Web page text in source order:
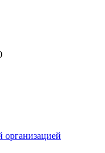
организацией